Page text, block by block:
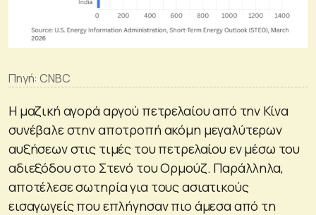
Πηγή: CNBC
Η μαζική αγορά αργού πετρελαίου από την Κίνα
συνέβαλε στην αποτροπή ακόμη μεγαλύτερων
αυξήσεων στις τιμές του πετρελαίου εν μέσω του
αδιεξόδου στο Στενό του Ορμούζ. Παράλληλα,
αποτέλεσε σωτηρία για τους ασιατικούς
εισαγωγείς που επλήγησαν πιο άμεσα από τη